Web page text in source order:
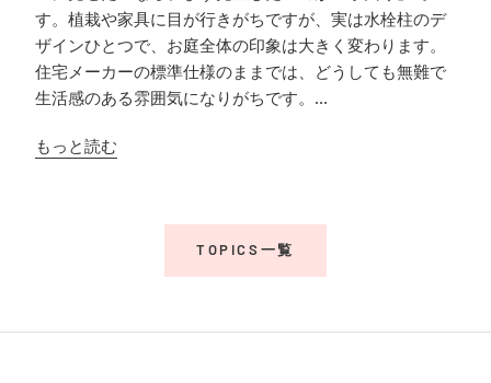
す。植栽や家具に目が行きがちですが、実は水栓柱のデ
ザインひとつで、お庭全体の印象は大きく変わります。
住宅メーカーの標準仕様のままでは、どうしても無難で
生活感のある雰囲気になりがちです。...
もっと読む
TOPICS一覧